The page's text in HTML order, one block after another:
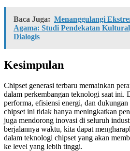
Baca Juga: Menanggulangi
Agama: Studi Pendekatan
Dialogis
Kesimpulan
Chipset generasi terbaru memainkan
dalam perkembangan teknologi saat ini.
performa, efisiensi energi, dan
chipset ini tidak hanya meningkatkan
juga mendorong inovasi di seluruh
berjalannya waktu, kita dapat
dalam teknologi chipset yang akan
ke level yang lebih tinggi.